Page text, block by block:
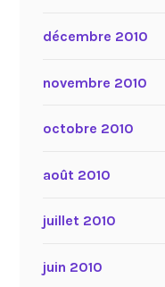
décembre 2010
novembre 2010
octobre 2010
août 2010
juillet 2010
juin 2010